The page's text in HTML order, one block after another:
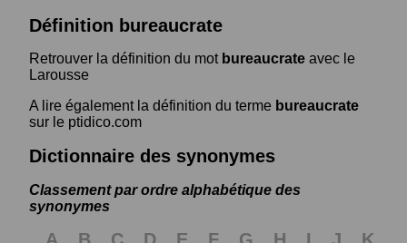
Définition bureaucrate
Retrouver la définition du mot bureaucrate avec le
Larousse
A lire également la définition du terme bureaucrate
sur le ptidico.com
Dictionnaire des synonymes
Classement par ordre alphabétique des
synonymes